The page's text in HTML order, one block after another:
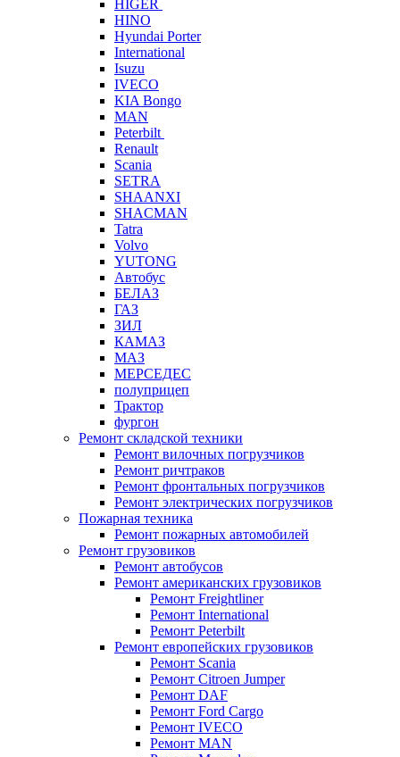
HIGER
HINO
Hyundai Porter
International
Isuzu
IVECO
KIA Bongo
MAN
Peterbilt
Renault
Scania
SETRA
SHAANXI
SHACMAN
Tatra
Volvo
YUTONG
Автобус
БЕЛАЗ
ГАЗ
ЗИЛ
КАМАЗ
МАЗ
МЕРСЕДЕС
полуприцеп
Трактор
фургон
Ремонт складской техники
Ремонт вилочных погрузчиков
Ремонт ричтраков
Ремонт фронтальных погрузчиков
Ремонт электрических погрузчиков
Пожарная техника
Ремонт пожарных автомобилей
Ремонт грузовиков
Ремонт автобусов
Ремонт американских грузовиков
Ремонт Freightliner
Ремонт International
Ремонт Peterbilt
Ремонт европейских грузовиков
Ремонт Scania
Ремонт Citroen Jumper
Ремонт DAF
Ремонт Ford Cargo
Ремонт IVECO
Ремонт MAN